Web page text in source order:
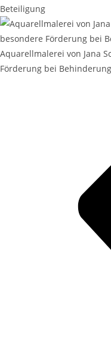
Beteiligung
Aquarellmalerei von Jana
Förderung bei Behinderung